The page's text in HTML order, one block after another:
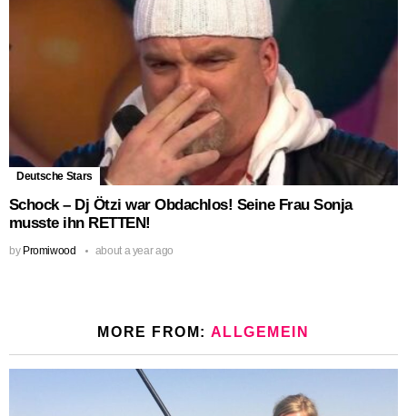
Deutsche Stars
Schock – Dj Ötzi war Obdachlos! Seine Frau Sonja
musste ihn RETTEN!
by Promiwood about a year ago
MORE FROM: ALLGEMEIN